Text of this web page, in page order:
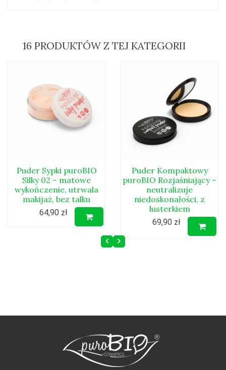
16 PRODUKTÓW Z TEJ KATEGORII
Puder Sypki puroBIO
Silky 02 – matowe
wykończenie, utrwala
makijaż, bez talku
64,90 zł
Puder Kompaktowy
puroBIO Rozjaśniający –
neutralizuje
niedoskonałości, z
lusterkiem
69,90 zł